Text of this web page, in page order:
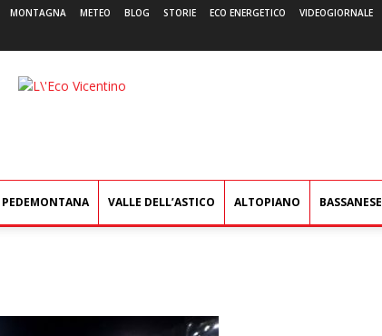
MONTAGNA METEO BLOG STORIE ECO ENERGETICO VIDEOGIORNALE
L'Eco
PEDEMONTANA VALLE DELL’ASTICO ALTOPIANO BASSANESE